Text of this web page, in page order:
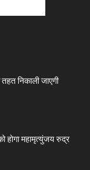
निकाली जाएगी
होगा महामृत्युंजय रुद्र